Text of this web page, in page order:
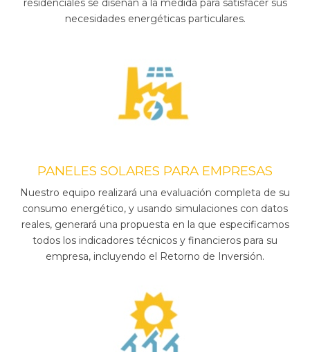
residenciales se diseñan a la medida para satisfacer sus
necesidades energéticas particulares.
PANELES SOLARES PARA EMPRESAS
Nuestro equipo realizará una evaluación completa de su
consumo energético, y usando simulaciones con datos
reales, generará una propuesta en la que especificamos
todos los indicadores técnicos y financieros para su
empresa, incluyendo el Retorno de Inversión.